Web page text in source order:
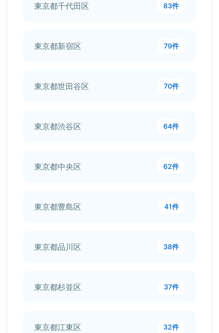
東京都千代田区 83件
東京都新宿区 79件
東京都世田谷区 70件
東京都渋谷区 64件
東京都中央区 62件
東京都豊島区 41件
東京都品川区 38件
東京都杉並区 37件
東京都江東区 32件